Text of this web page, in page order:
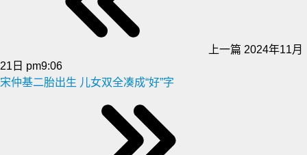
上一篇 2024年11月
21日 pm9:06
宋仲基二胎出生 儿女双全凑成“好”字